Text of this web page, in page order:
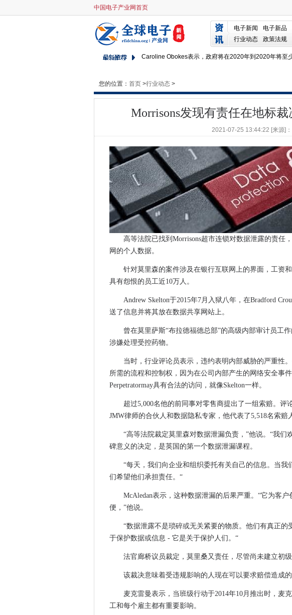
中国电子产业网首页
电子新闻
电子新品
行业动态
政策法规
Morrisons发现有责任在地标裁决中的数据泄漏
GDPR可能会严重影响内部流程，警告律师
谷歌，IBM和其他团队团队在计算机中加速数据转移
Defra的一半Brexit工作流涉及它，Nao发现
Oracle修复了100多岁的漏洞，将企业数据置于风险
来自网络摄像头的DDOS攻击，路由器点击新加坡的
IR35改革：2017年秋季预算的私营部门推出咨询
IBM正在将SoftLayer折叠成Bluemix Cloud Services产
汽车买家更愿意分享数据 - 如果他们回来了
您的下一个福特将能够将自己送入停车位，转向交通
AWS继续发电亚马逊利润
Note7将在盈利中每澳门售价30亿美元
A.I.殴打人类？谷歌的云首席说，不是我的一生
IOD报告说，政府尚未“完全拥抱”数字化
健康和社会护理网络连接第一客户
Matt Hancock说，BT OpenDreach离婚必须迅速移动
Oracle将Java版权纠纷与谷歌进行上诉法院
英国海军将机器人发送到军事运动中的海洋
CIO采访：Gavin Skruby，Smartdebit
B4RN在东阿里亚的农村宽带网络上打破了地面
英国IT专业人员可能会在英国和印度之间的自由贸易协
十大宽带故事2017年
调查的一半美国企业承认遭受赎金软件攻击
它在“创新”上的支出现在是一个优先事项
为什么Apple-to-Android升级比较完全无意义
瑞典缩短了网络防御措施
一个IoT僵尸网络部分落后于周五的大规模DDOS攻击
美国宇航局对最新的哈勃太空望远镜有效载荷计算机故
揭穿关于边缘计算的网络安全误解
谷歌将打击英国的在线金融诈骗
周一晚上多名用户面临中断后谷歌恢复服务
Telegram的新功能刚刚增加了巨大的价值——从群组视
Instagram可能很快就会让每个人分享他们故事的链接 而
法官驳回反垄断诉讼后Facebook价值达到1万亿美元
很快从这个设备分享你的Instagram帖子
您的位置： 首页 >行业动态 >
Morrisons发现有责任在地标
2021-07-25 13:44:22 [来源]：
高等法院已找到Morrisons超市连锁对数据泄露的责任
网的个人数据。
针对莫里森的案件涉及在银行互联网上的界面，工资
具有怨恨的员工近10万人。
Andrew Skelton于2015年7月入狱八年，在Bradford
送了信息并将其放在数据共享网站上。
曾在莫里萨斯“布拉德福德总部”的高级内部审计员工
涉嫌处理受控药物。
当时，行业评论员表示，违约表明内部威胁的严重性
所需的流程和控制权，因为在公司内部产生的网络安全事
Perpetratormay具有合法的访问，就像Skelton一样。
超过5,000名他的前同事对零售商提出了一组索赔。评
JMW律师的合伙人和数据隐私专家，他代表了5,518名索赔
“高等法院裁定莫里森对数据泄漏负​​责，”他说。“我们
碑意义的决定，是英国的第一个数据泄漏课程。
“每天，我们向企业和组织委托有关自己的信息。当我
们希望他们承担责任。“
McAledan表示，这种数据泄漏的后果严重。“它为客
便，”他说。
“数据泄露不是琐碎或无关紧要的物质。他们有真正的
于保护数据或信息 - 它是关于保护人们。“
法官廊桥议员裁定，莫里桑又责任，尽管尚未建立初级
该裁决意味着受违规影响的人现在可以要求赔偿造成的
麦克雷曼表示，当班级行动于2014年10月推出时，麦
工和每个雇主都有重要影响。